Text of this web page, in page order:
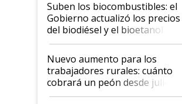
la medida de fuerza de los
prácticos
Suben los biocombustibles: el
Gobierno actualizó los precios
del biodiésel y el bioetanol
Nuevo aumento para los
trabajadores rurales: cuánto
cobrará un peón desde julio